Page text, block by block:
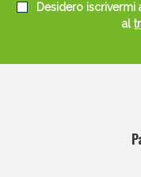
Desidero
al